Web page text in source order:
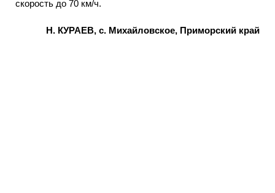
скорость до 70 км/ч.
Н. КУРАЕВ, с. Михайловское, Приморский край